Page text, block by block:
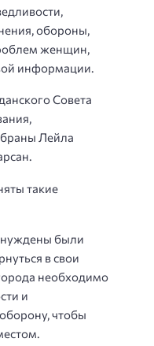
обороны,
женщин,
информации.
Совета
Лейла
такие
были
в свои
необходимо
и
чтобы